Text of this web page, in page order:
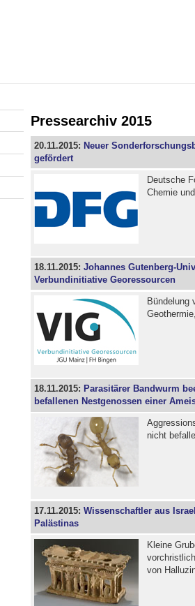
Pressearchiv 2015
20.11.2015: Neuer
gefördert
Deutsche
Chemie
18.11.2015: Johannes Gutenberg-
Verbundinitiative Georessourcen
Bündelung
18.11.2015: Parasitärer Bandwurm
befallenen Nestgenossen einer
nicht
17.11.2015: Wissenschaftler aus
Palästinas
Kleine
von